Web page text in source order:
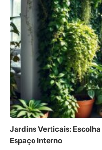
Jardins Verticais:
Espaço Interno